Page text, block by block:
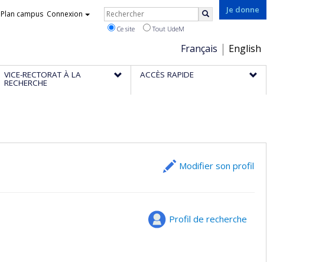
Je donne
Choix
de
la
Français English
Plan campus Connexion Rechercher
Ce site Tout UdeM
VICE-RECTORAT À LA
RECHERCHE
ACCÈS RAPIDE
Modifier son profil
Profil de recherche